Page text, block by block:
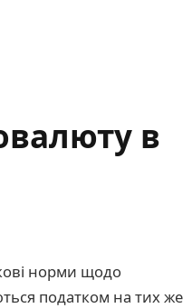
в
норми щодо
податком на тих же